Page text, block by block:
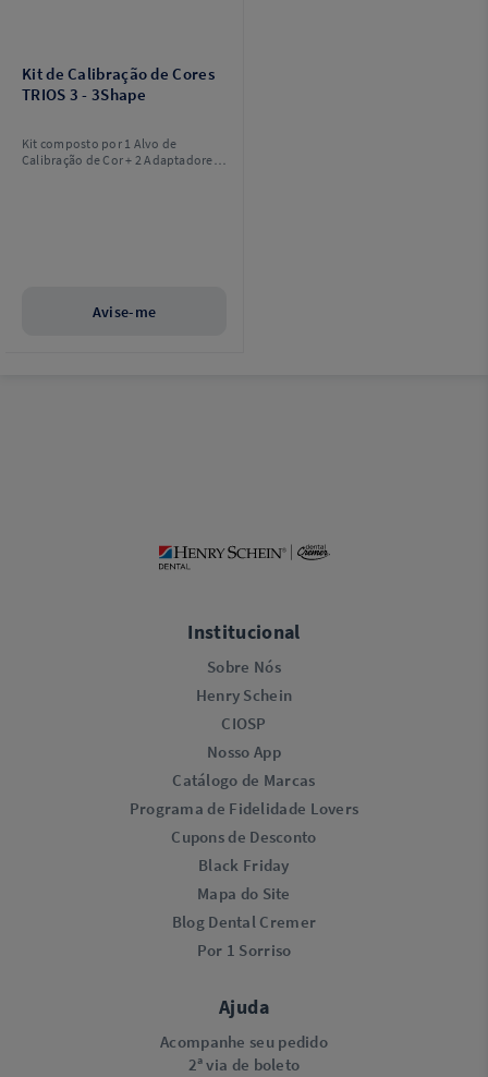
Kit de Calibração de Cores
TRIOS 3 - 3Shape
Kit composto por 1 Alvo de
Calibração de Cor + 2 Adaptadores
Avise-me
Institucional
Sobre Nós
Henry Schein
CIOSP
Nosso App
Catálogo de Marcas
Programa de Fidelidade Lovers​
Cupons de Desconto
Black Friday
Mapa do Site
Blog Dental Cremer
Por 1 Sorriso
Ajuda
Acompanhe seu pedido
2ª via de boleto